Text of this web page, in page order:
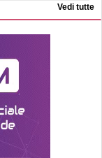
Vedi tutte